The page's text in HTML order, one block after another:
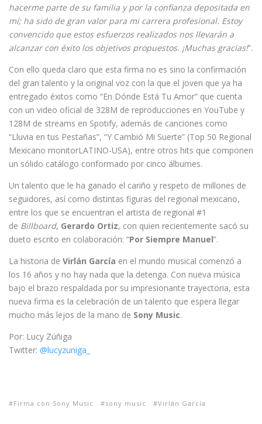
hacerme parte de su familia y por la confianza depositada en
mí; ha sido de gran valor para mi carrera profesional. Estoy
convencido que estos esfuerzos realizados nos llevarán a
alcanzar con éxito los objetivos propuestos. ¡Muchas gracias!”.
Con ello queda claro que esta firma no es sino la confirmación
del gran talento y la original voz con la que el joven que ya ha
entregado éxitos como “En Dónde Está Tu Amor” que cuenta
con un video oficial de 328M de reproducciones en YouTube y
128M de streams en Spotify, además de canciones como
“Lluvia en tus Pestañas”, “Y Cambió Mi Suerte” (Top 50 Regional
Mexicano monitorLATINO-USA), entre otros hits que componen
un sólido catálogo conformado por cinco álbumes.
Un talento que le ha ganado el cariño y respeto de millones de
seguidores, así como distintas figuras del regional mexicano,
entre los que se encuentran el artista de regional #1
de Billboard, Gerardo Ortiz, con quien recientemente sacó su
dueto escrito en colaboración: “Por Siempre Manuel”.
La historia de Virlán García en el mundo musical comenzó a
los 16 años y no hay nada que la detenga. Con nueva música
bajo el brazo respaldada por su impresionante trayectoria, esta
nueva firma es la celebración de un talento que espera llegar
mucho más lejos de la mano de Sony Music.
Por: Lucy Zúñiga
Twitter: @lucyzuniga_
Firma con Sony Music sony music Virlán García